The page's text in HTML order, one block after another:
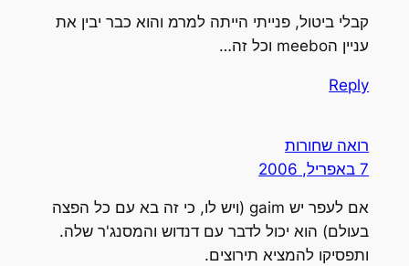
קבלי ביטול, פנייתי הייתה למרמ והוא כבר יבין את
עניין הmeebo וכל זה…
Reply
רואה שחורות
7 באפריל, 2006
אם לעפר יש gaim (ויש לו, כי זה בא עם כל הפצה
בעולם) הוא יכול לדבר עם דנדוש והמסנג'ר שלה.
ותפסיקו להמציא תירוצים.